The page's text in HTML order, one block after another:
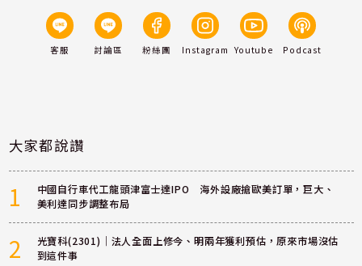
客服 討論區 粉絲團 Instagram Youtube Podcast
大家都說讚
1
中國自行車代工龍頭津富士達IPO 海外設廠搶歐美訂單，巨大、
美利達同步調整布局
2
光寶科(2301)｜法人全面上修今、明兩年獲利預估，原來市場沒估
到這件事